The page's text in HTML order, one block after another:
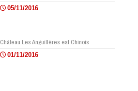
05/11/2016
Château Les Anguillères est Chinois
01/11/2016